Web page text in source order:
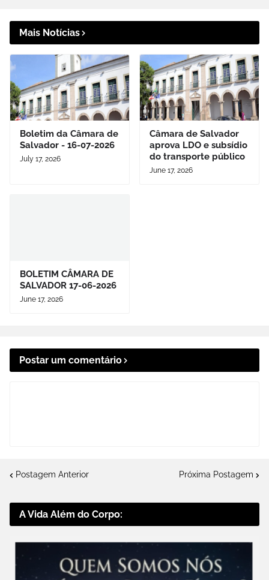
Mais Notícias
Boletim da Câmara de
Salvador - 16-07-2026
July 17, 2026
Câmara de Salvador
aprova LDO e subsídio
do transporte público
June 17, 2026
BOLETIM CÂMARA DE
SALVADOR 17-06-2026
June 17, 2026
Postar um comentário
Postagem Anterior Próxima Postagem
A Vida Além do Corpo: